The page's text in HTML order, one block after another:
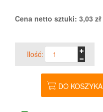
Cena netto sztuki: 3,03 zł
Ilość:
DO KOSZYKA